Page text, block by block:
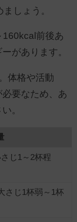
しょう。
前後あ
があります。
体格や活動
要なため、あ
。
じ1～2杯程
さじ1杯弱～1杯